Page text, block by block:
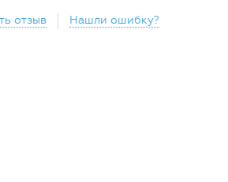
отзыв
Нашли ошибку?